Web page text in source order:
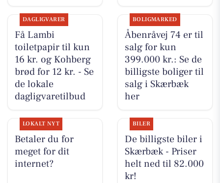
DAGLIGVARER
Få Lambi
toiletpapir til kun
16 kr. og Kohberg
brød for 12 kr. - Se
de lokale
dagligvaretilbud
BOLIGMARKED
Åbenråvej 74 er til
salg for kun
399.000 kr.: Se de
billigste boliger til
salg i Skærbæk
her
LOKALT NYT
Betaler du for
meget for dit
internet?
BILER
De billigste biler i
Skærbæk - Priser
helt ned til 82.000
kr!